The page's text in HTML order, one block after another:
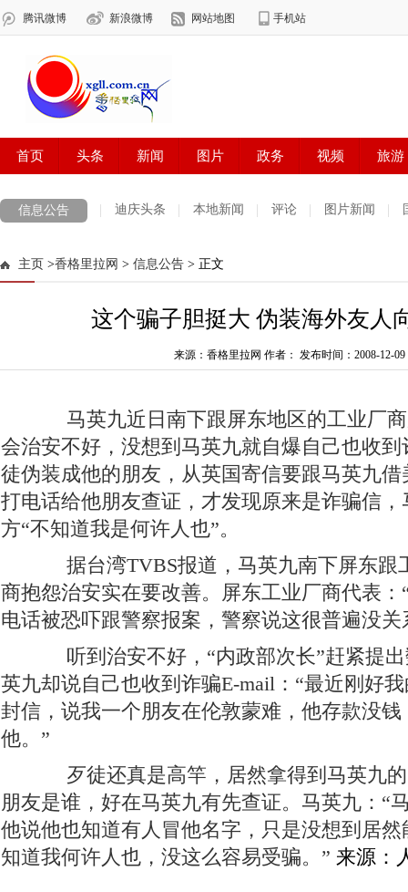
信息公告 迪庆头条 本地新闻 评论 图片新闻
主页 >香格里拉网 > 信息公告 > 正文
这个骗子胆挺大 伪装海外友人
来源：香格里拉网 作者： 发布时间：2008-12-09
马英九近日南下跟屏东地区的工业厂商
会治安不好，没想到马英九就自爆自己也收到
徒伪装成他的朋友，从英国寄信要跟马英九借
打电话给他朋友查证，才发现原来是诈骗信
方“不知道我是何许人也”。
据台湾TVBS报道，马英九南下屏东跟
商抱怨治安实在要改善。屏东工业厂商代表
电话被恐吓跟警察报案，警察说这很普遍没关
听到治安不好，“内政部次长”赶紧提出
英九却说自己也收到诈骗E-mail：“最近刚好
封信，说我一个朋友在伦敦蒙难，他存款没钱
他。”
歹徒还真是高竿，居然拿得到马英九的
朋友是谁，好在马英九有先查证。马英九：“
他说他也知道有人冒他名字，只是没想到居
知道我何许人也，没这么容易受骗。” 来源：